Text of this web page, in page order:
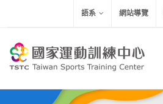
語系 網站導覽